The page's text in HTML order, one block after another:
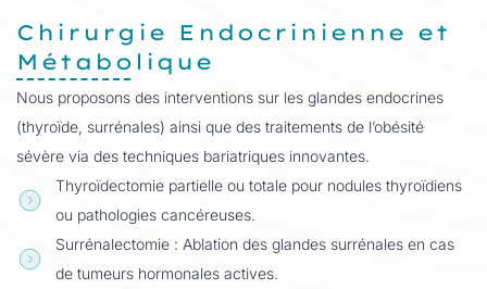
Chirurgie Endocrinienne et
Métabolique
Nous proposons des interventions sur les glandes endocrines
(thyroïde, surrénales) ainsi que des traitements de l’obésité
sévère via des techniques bariatriques innovantes.
Thyroïdectomie partielle ou totale pour nodules thyroïdiens
ou pathologies cancéreuses.
Surrénalectomie : Ablation des glandes surrénales en cas
de tumeurs hormonales actives.